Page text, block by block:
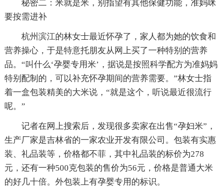
秘密二：米就是米，别指望有其他保健功能，准妈咪
要按需进补
杭州滨江的林女士最近怀孕了，家人都为她的饮食和
营养操心，于是特意托朋友从网上买了一种特别的营养
品。“叫什么‘孕婴专用米’，据说是按照科学配方为准妈妈
特别配制的，可以补充怀孕期间的营养需要。”林女士指
着一盒包装精美的大米说，“就是这个，听说最近很流行
呢。”
记者在网上搜索后，发现很多卖家在出售“孕妇米”，
生产厂家是吉林省的一家农业开发有限公司。包装有实惠
装、礼品装等，价格都不菲，其中礼品装的标价为278
元，还有一种500克包装的售价为56元，价格是普通大米
的好几十倍。外包装上有孕婴专用的标识。